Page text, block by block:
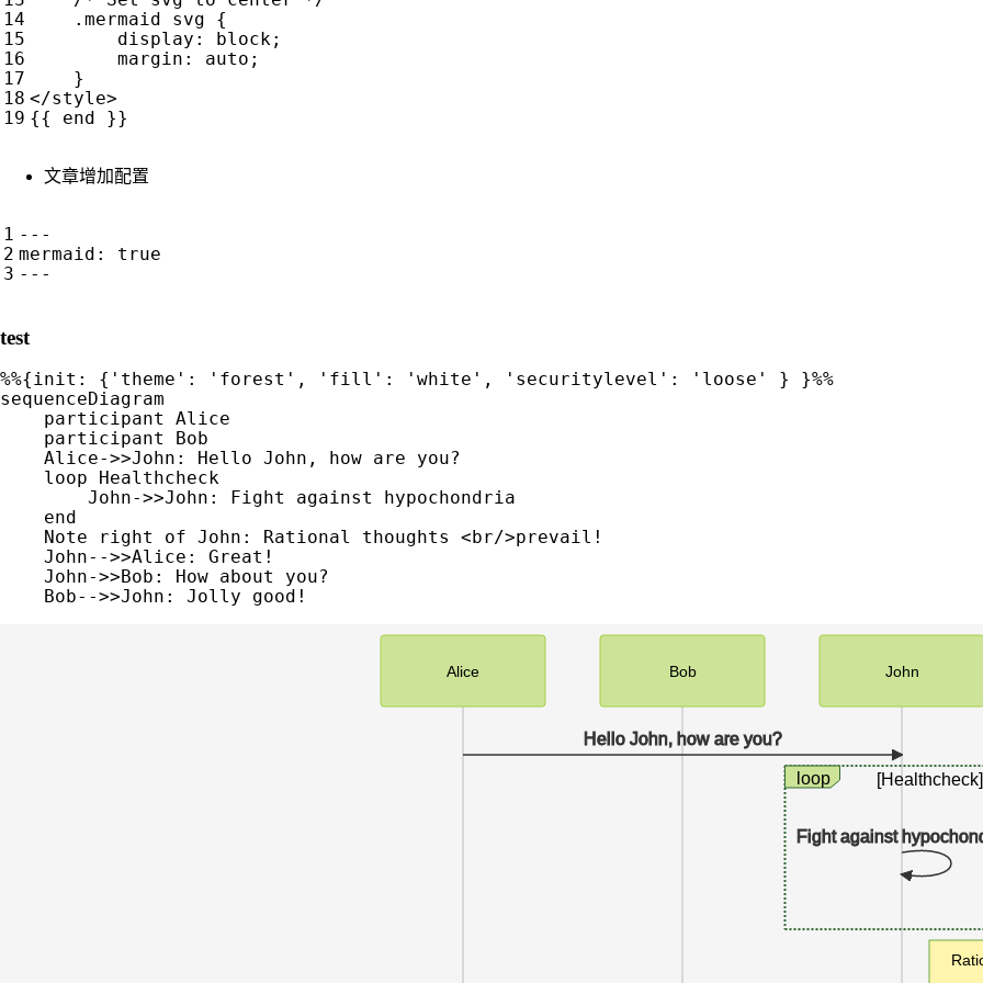
. mermaid svg
{
display : block;
margin : auto ;
}
</style>
文章增加配置
---
mermaid :
true
---
test
%%{init: {'theme': 'forest', 'fill': 'white', 'securitylevel': 'loose' } }%%
sequenceDiagram
    participant Alice
    participant Bob
    Alice->>John: Hello John, how are you?
    loop Healthcheck
        John->>John: Fight against hypochondria
    end
    Note right of John: Rational thoughts <br/>prevail!
    John-->>Alice: Great!
    John->>Bob: How about you?
Alice Bob John
Hello John, how are you?
Fight against
loop [Healthcheck]